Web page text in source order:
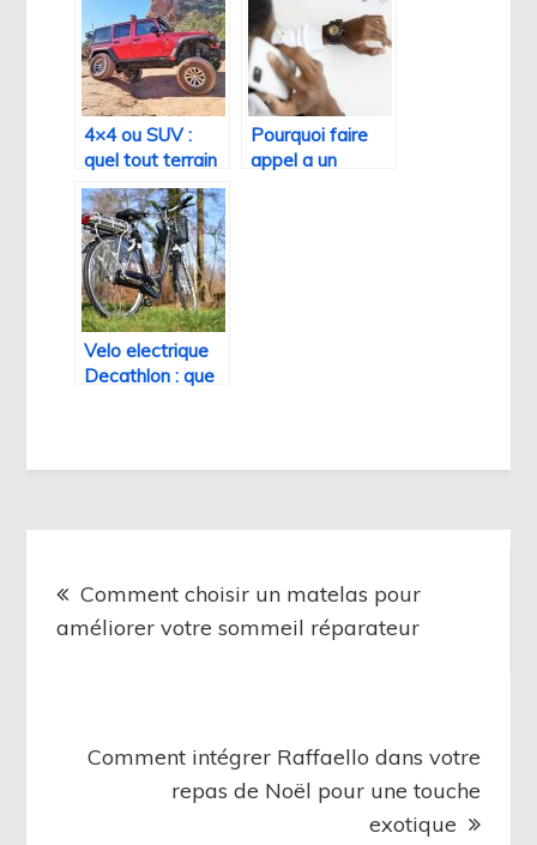
crossfit ?
le sport
4×4 ou SUV :
quel tout terrain
choisir ?
Pourquoi faire
appel a un
Velo electrique
Decathlon : que
electrique
Navigation
de
Comment choisir un matelas pour
améliorer votre sommeil réparateur
Comment intégrer Raffaello dans votre
repas de Noël pour une touche
exotique